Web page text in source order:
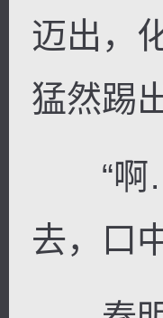
迈出，
猛然踢
“啊
去，口